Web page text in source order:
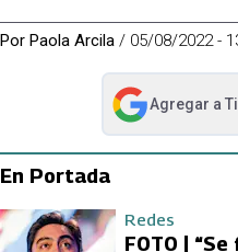
Por Paola Arcila / 05/08/2022 -
Agregar a
abre en nueva
En Portada
Redes
FOTO |